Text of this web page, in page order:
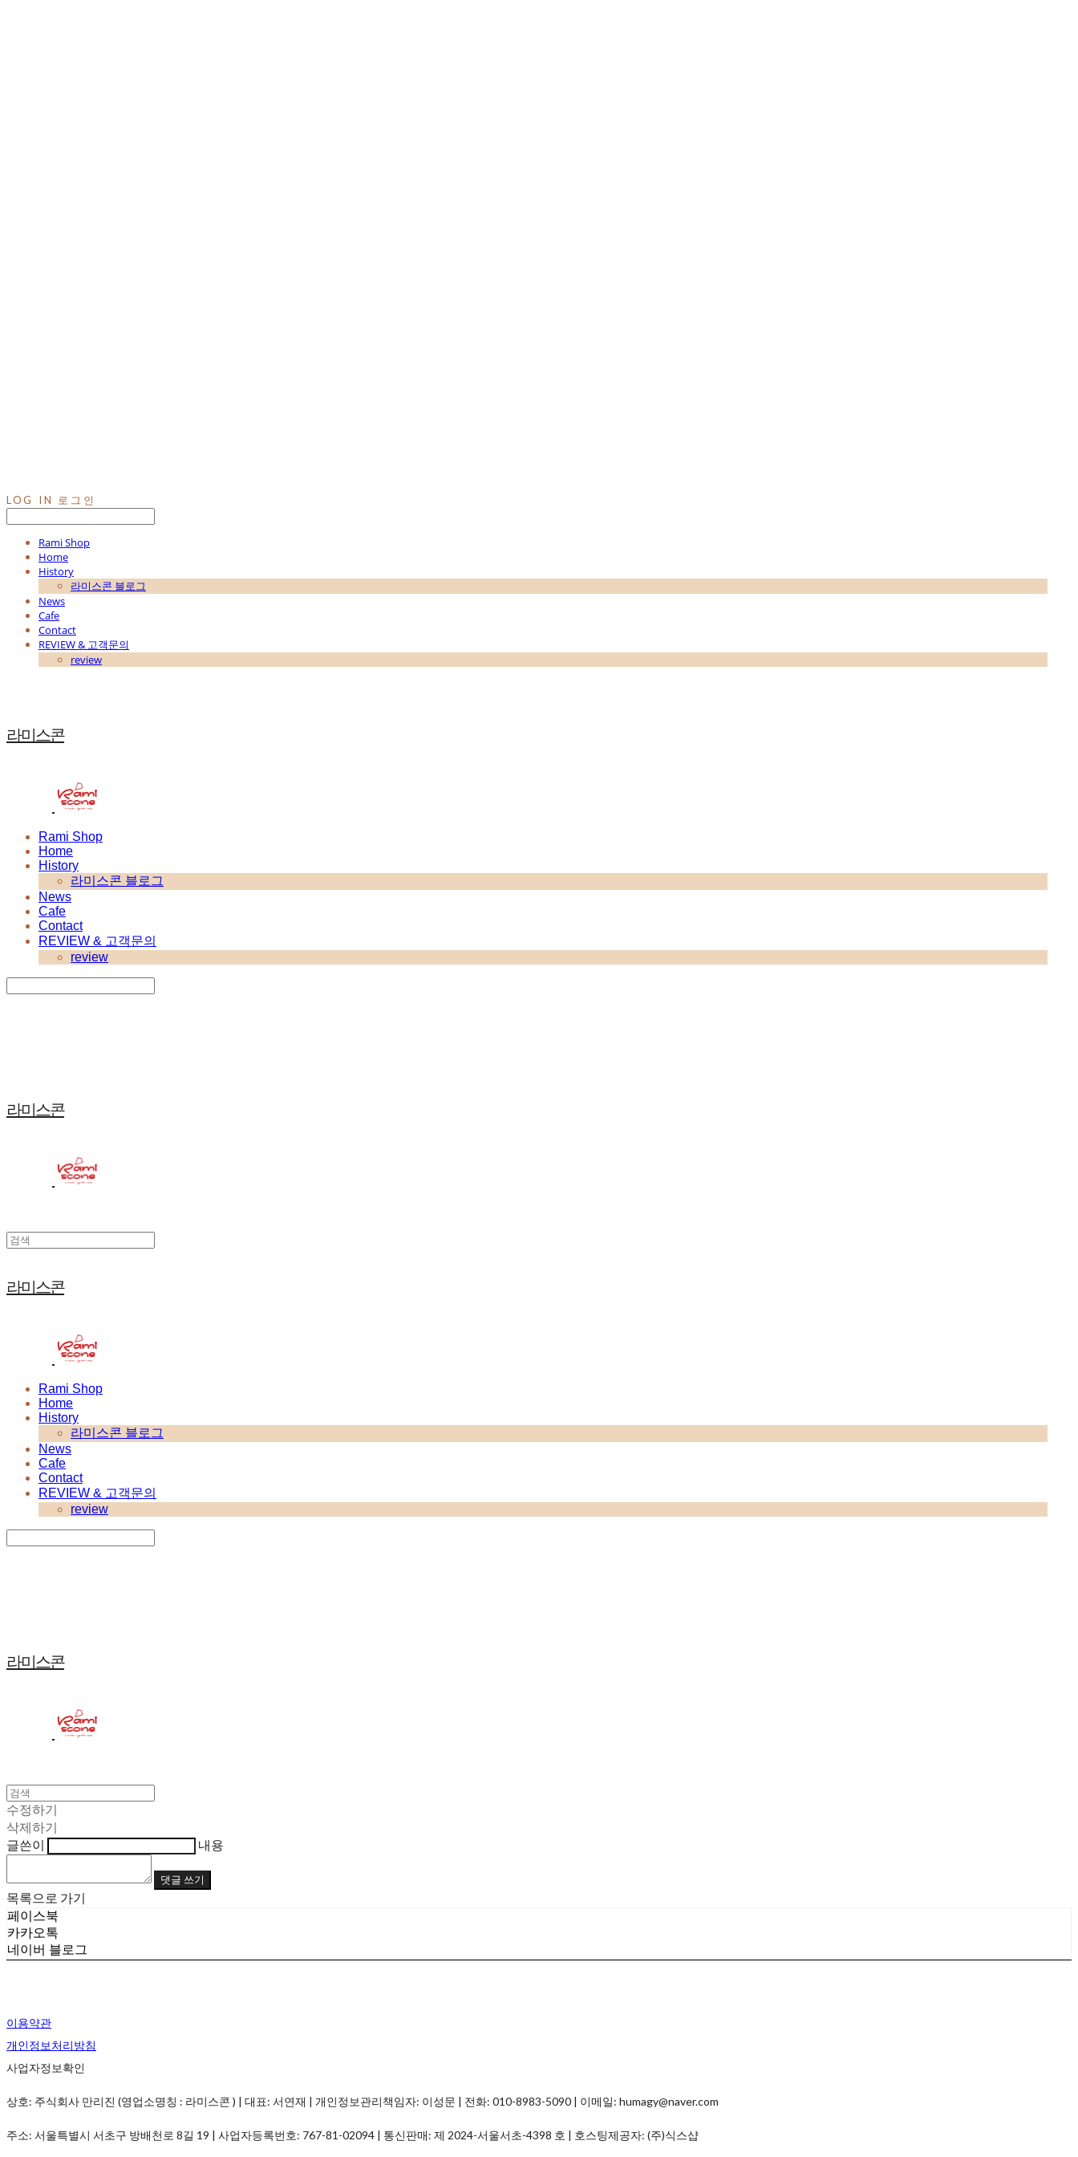
LOG IN 로그인
Rami Shop
Home
History
라미스콘 블로그
News
Cafe
Contact
REVIEW & 고객문의
review
라미스콘
Rami Shop
Home
History
라미스콘 블로그
News
Cafe
Contact
REVIEW & 고객문의
review
라미스콘
라미스콘
Rami Shop
Home
History
라미스콘 블로그
News
Cafe
Contact
REVIEW & 고객문의
review
라미스콘
수정하기
삭제하기
글쓴이
내용
댓글 쓰기
목록으로 가기
페이스북
카카오톡
네이버 블로그
이용약관
개인정보처리방침
사업자정보확인
상호: 주식회사 만리진 (영업소명칭 : 라미스콘 ) | 대표: 서연재 | 개인정보관리책임자: 이성문 | 전화: 010-8983-5090 | 이메일: humagy@naver.com
주소: 서울특별시 서초구 방배천로 8길 19 | 사업자등록번호: 767-81-02094 | 통신판매: 제 2024-서울서초-4398 호 | 호스팅제공자: (주)식스샵